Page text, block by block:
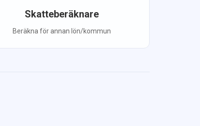
Skatteberäknare
Beräkna för annan lön/kommun